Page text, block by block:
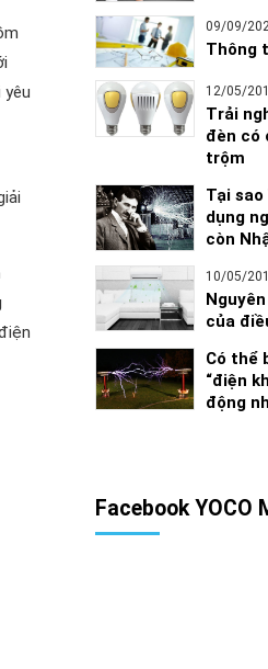
yêu
09/09/
Thông
12/05/
Trải
đèn có
trộm
Tại
dụng
còn
10/05/
của
Có thể
“điện
động
Facebook YOCO